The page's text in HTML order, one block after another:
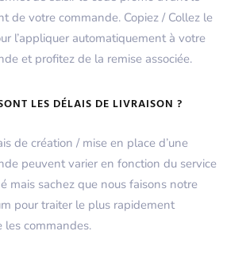
de votre commande. Copiez / Collez le
l’appliquer automatiquement à votre
et profitez de la remise associée.
LES DÉLAIS DE LIVRAISON ?
de création / mise en place d’une
peuvent varier en fonction du service
mais sachez que nous faisons notre
pour traiter le plus rapidement
les commandes.